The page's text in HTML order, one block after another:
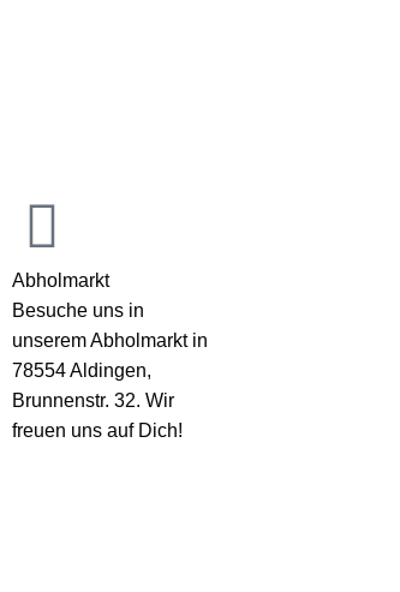
Abholmarkt
Besuche uns in
unserem Abholmarkt in
78554 Aldingen,
Brunnenstr. 32. Wir
freuen uns auf Dich!